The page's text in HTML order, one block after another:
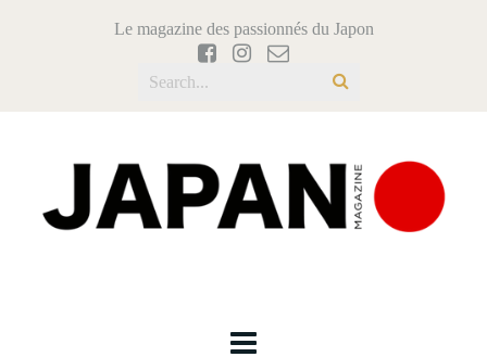
Le magazine des passionnés du Japon